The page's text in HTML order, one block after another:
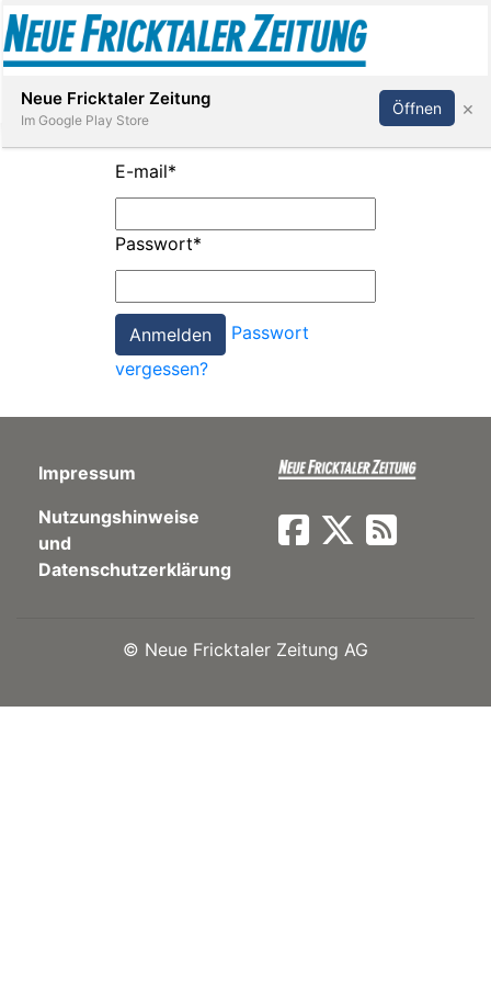
Paper
App
Abonnieren Anmelden
E-mail*
Passwort*
Passwort
vergessen?
Impressum
Nutzungshinweise
und
Datenschutzerklärung
© Neue Fricktaler Zeitung AG
Neue Fricktaler Zeitung
Im Google Play Store
Öffnen ×